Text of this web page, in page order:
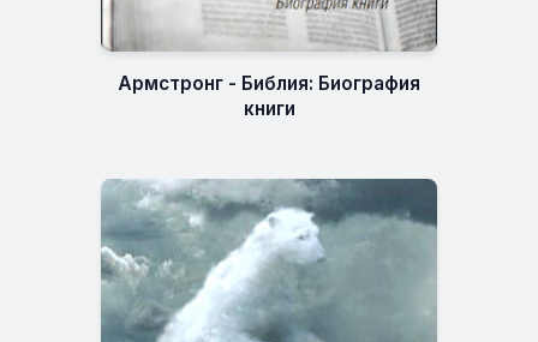
Армстронг - Библия: Биография
книги